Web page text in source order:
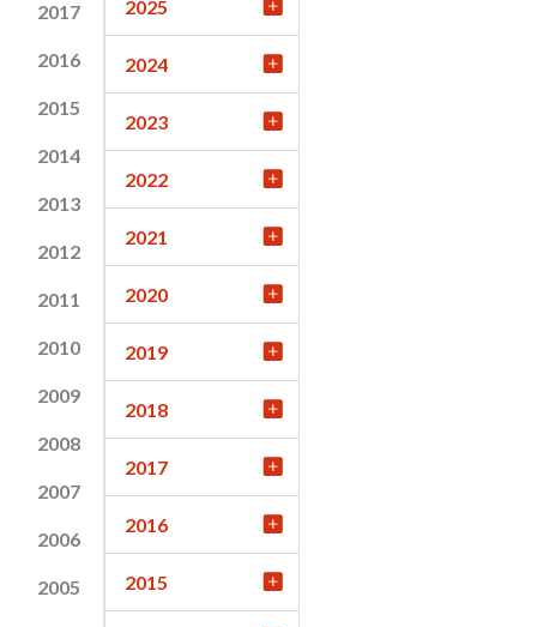
2017
2016
2015
2014
2013
2012
2011
2010
2009
2008
2007
2006
2005
2025
2024
2023
2022
2021
2020
2019
2018
2017
2016
2015